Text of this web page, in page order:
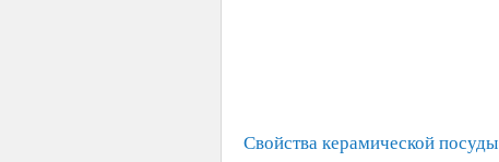
Свойства керамической посуды